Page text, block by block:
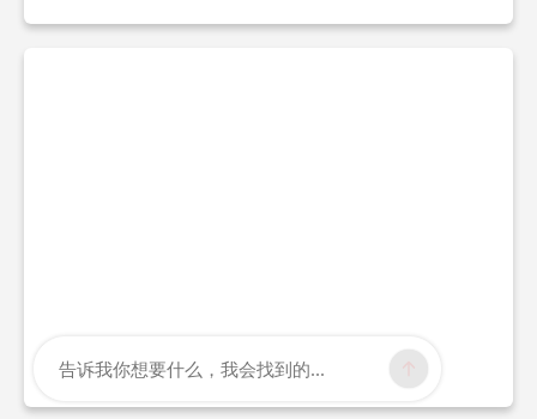
告诉我你想要什么，我会找到的...